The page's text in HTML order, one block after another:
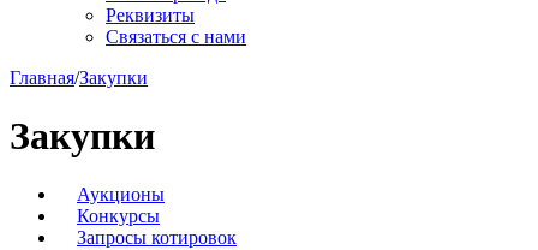
Реквизиты
Связаться с нами
Главная/Закупки
Закупки
Аукционы
Конкурсы
Запросы котировок